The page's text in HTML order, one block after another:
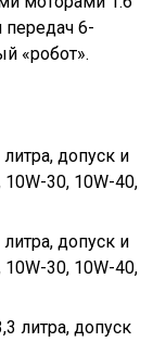
передач 6-
«робот».
допуск и
10W-30, 10W-40,
допуск и
10W-30, 10W-40,
литра, допуск